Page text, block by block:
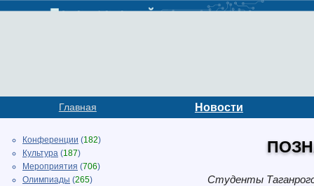
Главная Новости
Конференции (182)
Культура (187)
Мероприятия (706)
Олимпиады (265)
Студенты